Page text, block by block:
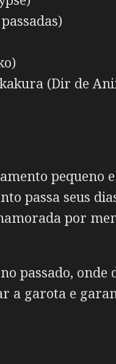
(Dir de
pequeno
passa seus
por
passado, onde
a garota e